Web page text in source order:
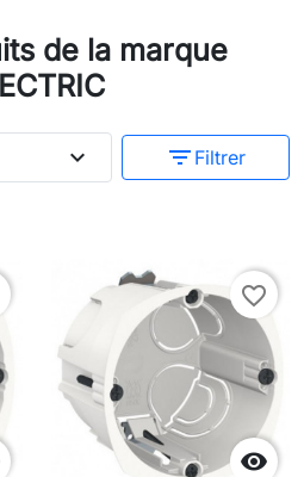
de la marque
expand_more filter_list Filtrer

favorite_border